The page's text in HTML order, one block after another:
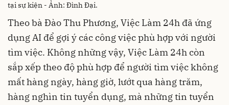
tại sự kiện - Ảnh: Đình Đại.
Theo bà Đào Thu Phương, Việc Làm 24h đã ứng
dụng AI để gợi ý các công việc phù hợp với người
tìm việc. Không những vậy, Việc Làm 24h còn
sắp xếp theo độ phù hợp để người tìm việc không
mất hàng ngày, hàng giờ, lướt qua hàng trăm,
hàng nghìn tin tuyển dụng, mà những tin tuyển